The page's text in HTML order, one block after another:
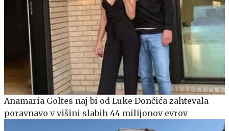
Anamaria Goltes naj bi od Luke Dončića zahtevala
poravnavo v višini slabih 44 milijonov evrov